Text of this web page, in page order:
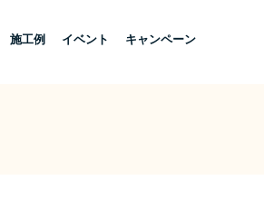
施工例 イベント キャンペーン